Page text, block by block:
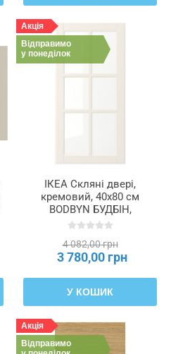
Акція
Відправимо
у понеділок
ІКЕА Скляні двері,
кремовий, 40x80 см
BODBYN БУДБІН,
104.850.49
4 082,00 грн
3 780,00 грн
У КОШИК
Акція
Відправимо